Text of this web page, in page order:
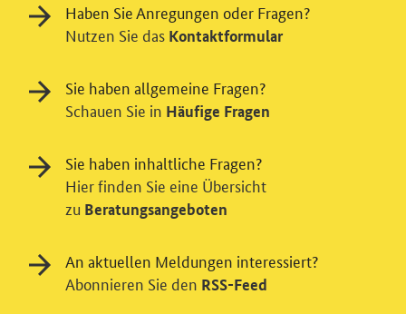
Haben Sie Anregungen oder Fragen?
Nutzen Sie das Kontaktformular
Sie haben allgemeine Fragen?
Schauen Sie in Häufige Fragen
Sie haben inhaltliche Fragen?
Hier finden Sie eine Übersicht
zu Beratungsangeboten
An aktuellen Meldungen interessiert?
Abonnieren Sie den RSS-Feed